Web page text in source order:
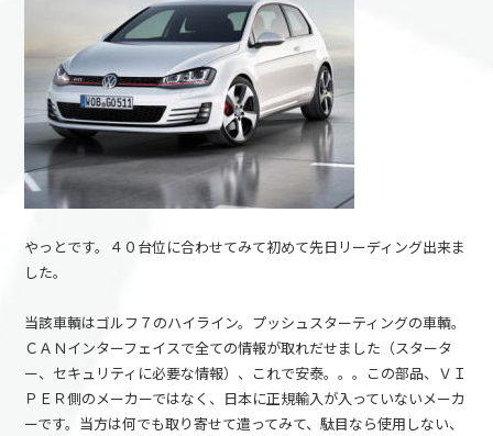
やっとです。４０台位に合わせてみて初めて先日リーディング出来ま
した。
当該車輌はゴルフ７のハイライン。プッシュスターティングの車輌。
ＣＡＮインターフェイスで全ての情報が取れだせました（スタータ
ー、セキュリティに必要な情報）、これで安泰。。。この部品、ＶＩ
ＰＥＲ側のメーカーではなく、日本に正規輸入が入っていないメーカ
ーです。当方は何でも取り寄せて遣ってみて、駄目なら使用しない、